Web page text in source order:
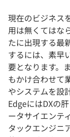
現在のビジネス
用は無くてはな
たに出現する最
するには、素早
要となります。
もかけ合わせて
やシステムを設
EdgeにはDXの
ータサイエンテ
タックエンジニ